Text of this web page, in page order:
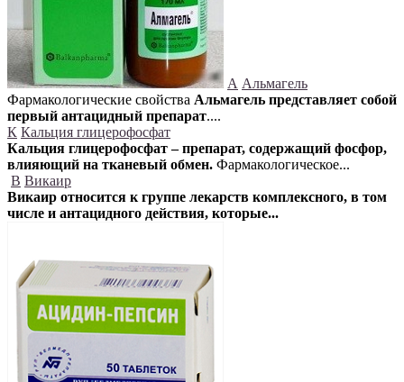
А Альмагель
Фармакологические свойства Альмагель представляет собой
первый антацидный препарат....
К Кальция глицерофосфат
Кальция глицерофосфат – препарат, содержащий фосфор,
влияющий на тканевый обмен. Фармакологическое...
В Викаир
Викаир относится к группе лекарств комплексного, в том
числе и антацидного действия, которые...